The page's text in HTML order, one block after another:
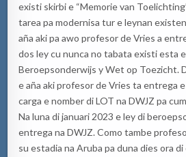
existi skirbi e “Memorie van Toelichting
tarea pa modernisa tur e leynan
aña aki pa awo profesor de Vries a
dos ley cu nunca no tabata existi esta
Beroepsonderwijs y Wet op Toezicht.
e aña aki profesor de Vries ta entrega
carga e nomber di LOT na DWJZ pa
Na luna di januari 2023 e ley di
entrega na DWJZ. Como tambe
su estadia na Aruba pa duna dies ora di